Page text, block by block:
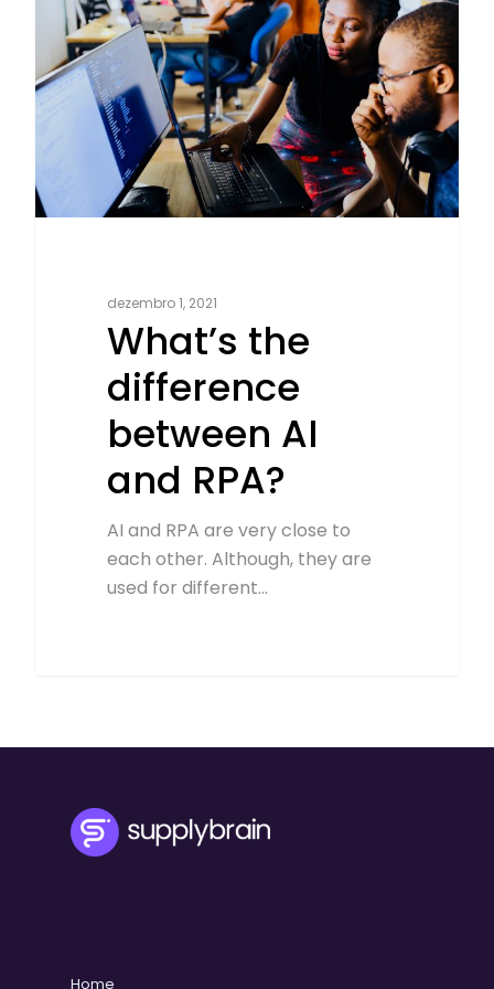
dezembro 1, 2021
What’s the
difference
between AI
and RPA?
AI and RPA are very close to
each other. Although, they are
used for different…
Home